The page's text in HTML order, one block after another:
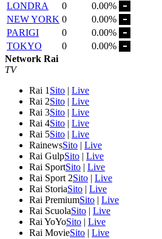
LONDRA
0
0.00%
NEW YORK 0
0.00%
PARIGI
0
0.00%
TOKYO
0
0.00%
Network Rai
TV
Rai 1 Sito | Live
Rai 2Sito | Live
Rai 3Sito | Live
Rai 4Sito | Live
Rai 5Sito | Live
RainewsSito | Live
Rai GulpSito | Live
Rai SportSito | Live
Rai Sport 2Sito | Live
Rai StoriaSito | Live
Rai PremiumSito | Live
Rai ScuolaSito | Live
Rai YoYoSito | Live
Rai MovieSito | Live